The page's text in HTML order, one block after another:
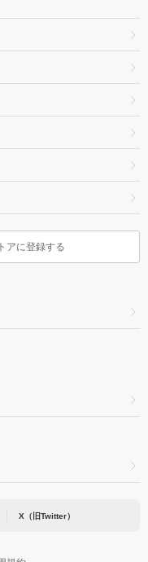
アに登録する
X（旧Twitter）